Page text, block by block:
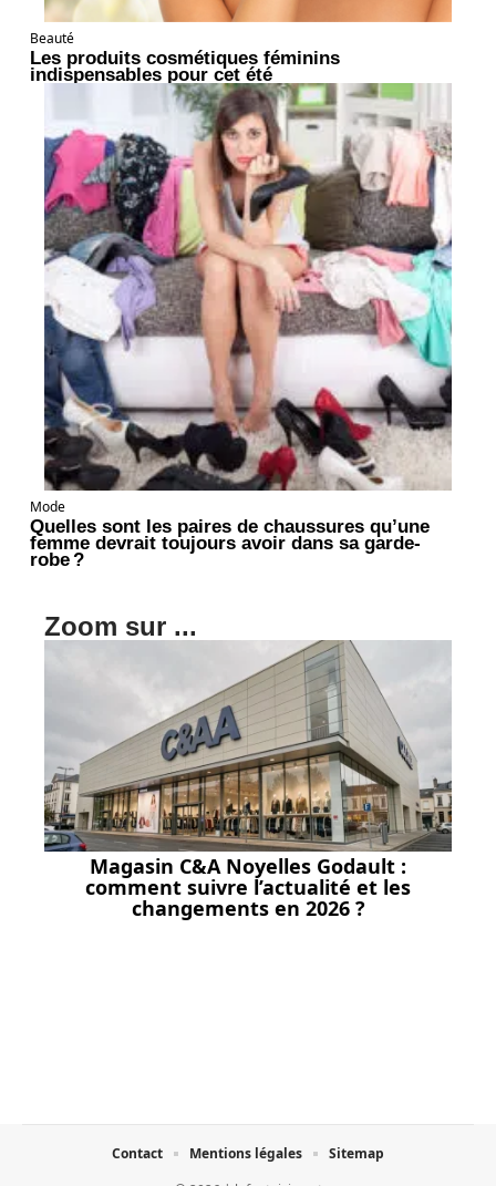
Beauté
Les produits cosmétiques féminins
indispensables pour cet été
Mode
Quelles sont les paires de chaussures qu’une
femme devrait toujours avoir dans sa garde-
robe ?
Zoom sur ...
Magasin C&A Noyelles Godault :
comment suivre l’actualité et les
changements en 2026 ?
Contact Mentions légales Sitemap